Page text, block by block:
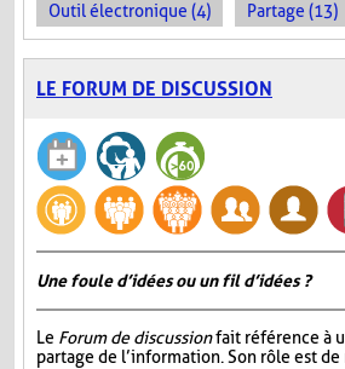
Outil électronique (4) Partage (13)
LE FORUM DE DISCUSSION
Une foule d’idées ou un fil d’idées ?
Le Forum de discussionfait référence à
partage de l’information. Son rôle est